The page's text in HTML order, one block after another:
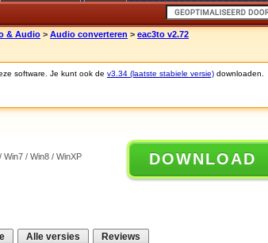
& Audio > Audio converteren > eac3to v2.72
software. Je kunt ook de v3.34 (laatste stabiele versie) downloaden.
Win7 / Win8 / WinXP
DOWNLOAD
Alle versies Reviews